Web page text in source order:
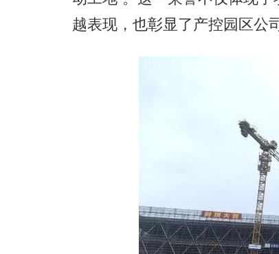
越表现，也彰显了产控园区公